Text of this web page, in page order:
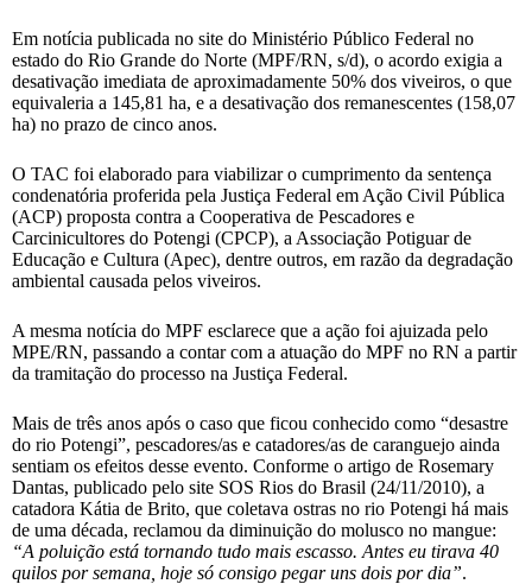
Em notícia publicada no site do Ministério Público Federal no
estado do Rio Grande do Norte (MPF/RN, s/d), o acordo exigia a
desativação imediata de aproximadamente 50% dos viveiros, o que
equivaleria a 145,81 ha, e a desativação dos remanescentes (158,07
ha) no prazo de cinco anos.
O TAC foi elaborado para viabilizar o cumprimento da sentença
condenatória proferida pela Justiça Federal em Ação Civil Pública
(ACP) proposta contra a Cooperativa de Pescadores e
Carcinicultores do Potengi (CPCP), a Associação Potiguar de
Educação e Cultura (Apec), dentre outros, em razão da degradação
ambiental causada pelos viveiros.
A mesma notícia do MPF esclarece que a ação foi ajuizada pelo
MPE/RN, passando a contar com a atuação do MPF no RN a partir
da tramitação do processo na Justiça Federal.
Mais de três anos após o caso que ficou conhecido como “desastre
do rio Potengi”, pescadores/as e catadores/as de caranguejo ainda
sentiam os efeitos desse evento. Conforme o artigo de Rosemary
Dantas, publicado pelo site SOS Rios do Brasil (24/11/2010), a
catadora Kátia de Brito, que coletava ostras no rio Potengi há mais
de uma década, reclamou da diminuição do molusco no mangue:
“A poluição está tornando tudo mais escasso. Antes eu tirava 40
quilos por semana, hoje só consigo pegar uns dois por dia”.